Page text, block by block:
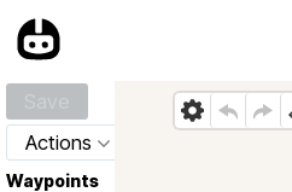
Actions
Waypoints